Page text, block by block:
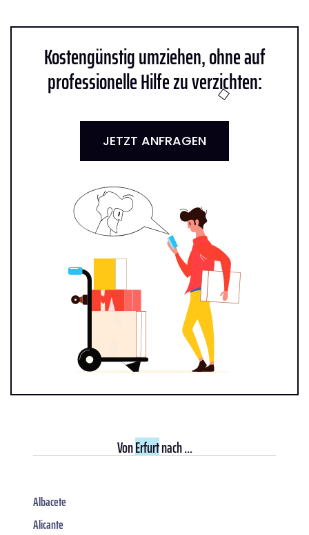
Kostengünstig umziehen, ohne auf
professionelle Hilfe zu verzichten:
JETZT ANFRAGEN
VonErfurtnach ...
Albacete
Alicante